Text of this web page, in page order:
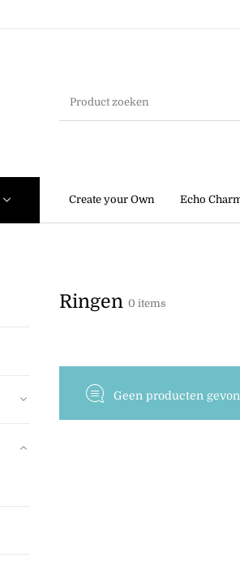
Create your Own Echo
Bracelets
Ringen 0 items
Geen producten